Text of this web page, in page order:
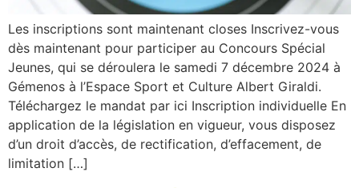
Les inscriptions sont maintenant closes Inscrivez-vous
dès maintenant pour participer au Concours Spécial
Jeunes, qui se déroulera le samedi 7 décembre 2024 à
Gémenos à l’Espace Sport et Culture Albert Giraldi.
Téléchargez le mandat par ici Inscription individuelle En
application de la législation en vigueur, vous disposez
d’un droit d’accès, de rectification, d’effacement, de
limitation […]